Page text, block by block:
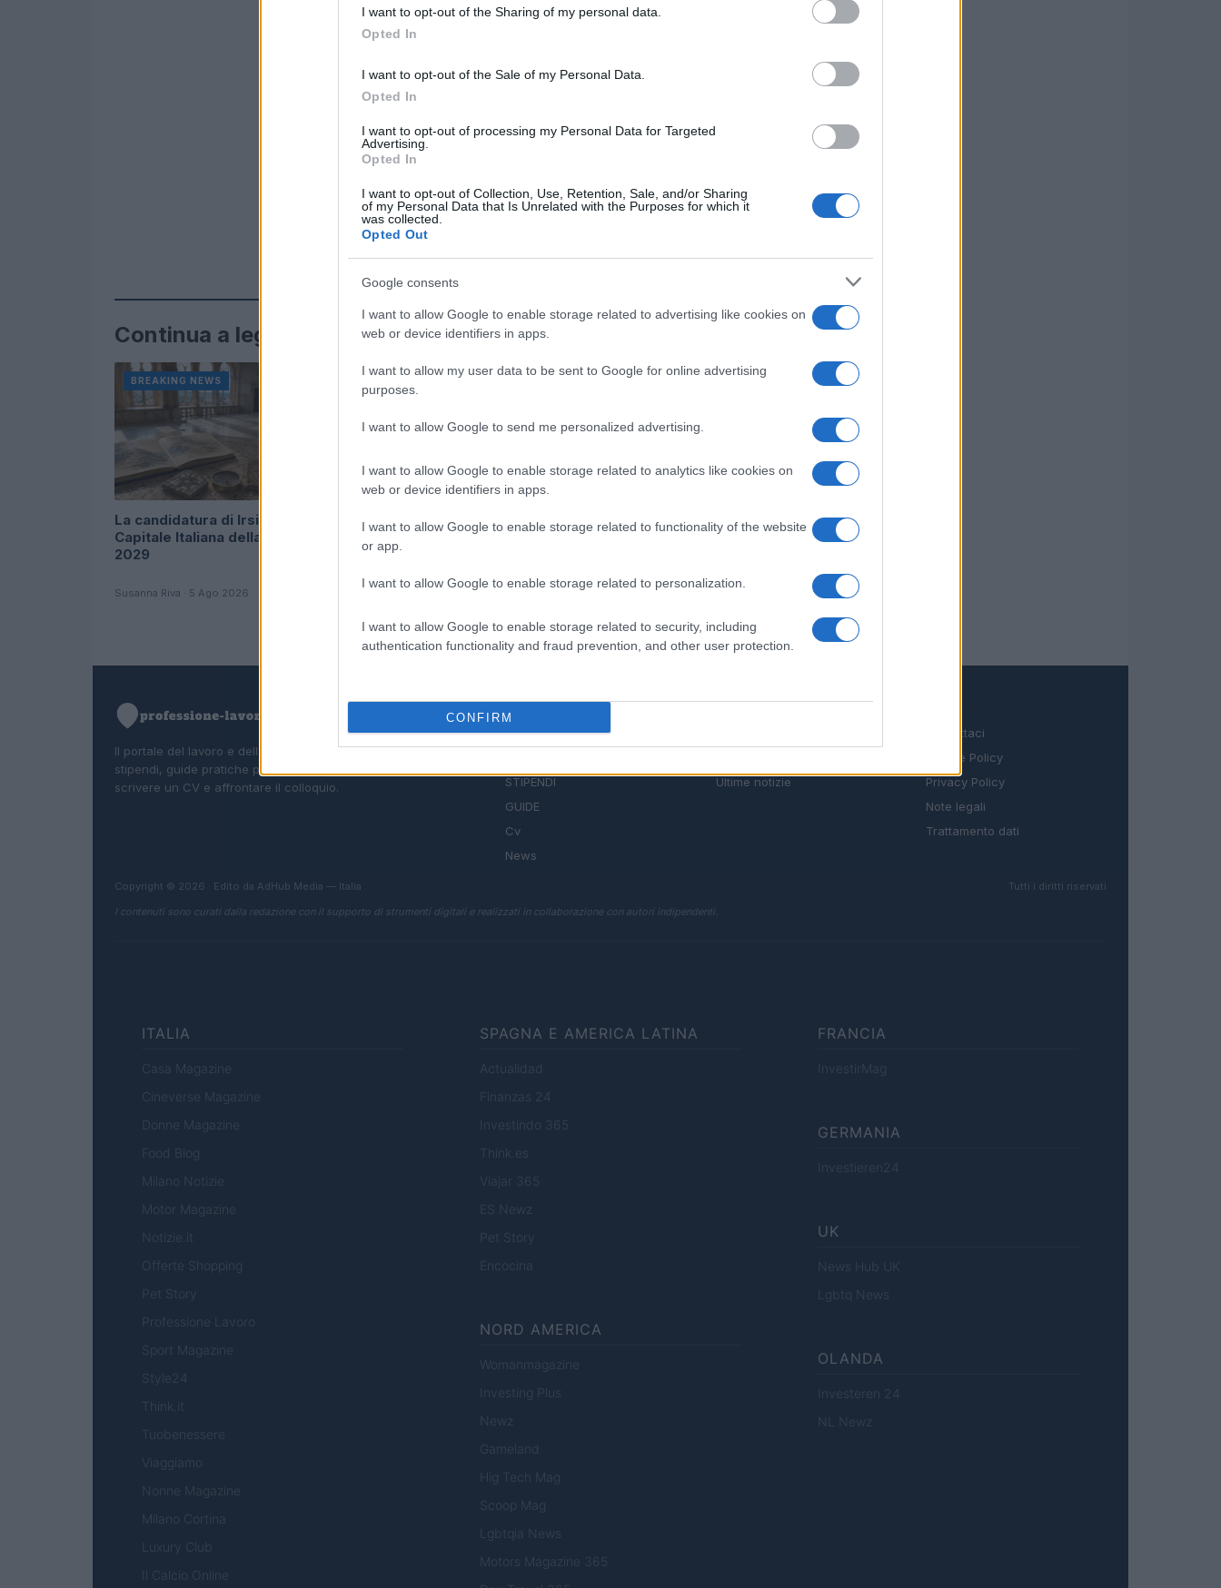
I want to opt-out of the Sharing of my personal data.
Opted In
I want to opt-out of the Sale of my Personal Data.
Opted In
I want to opt-out of processing my Personal Data for Targeted
Advertising.
Opted In
I want to opt-out of Collection, Use, Retention, Sale, and/or Sharing
of my Personal Data that Is Unrelated with the Purposes for which it
was collected.
Opted Out
Google consents
I want to allow Google to enable storage related to advertising like cookies on
web or device identifiers in apps.
I want to allow my user data to be sent to Google for online advertising
purposes.
I want to allow Google to send me personalized advertising.
I want to allow Google to enable storage related to analytics like cookies on
web or device identifiers in apps.
I want to allow Google to enable storage related to functionality of the website
or app.
I want to allow Google to enable storage related to personalization.
I want to allow Google to enable storage related to security, including
authentication functionality and fraud prevention, and other user protection.
CONFIRM
Continua a leggere
BREAKING NEWS
La candidatura di Irsina per
Capitale Italiana della Cultura
2029
Susanna Riva · 5 Ago 2026
Multe ai genitori per i colloqui
saltati: la decisione di
Bolzano
Paolo Mariani · 4 Ago 2026
BREAKING NEWS
Lavoro digitale: il governo
introduce nuove regole per
Andrea Innocenti · 3 Ago 2026
Il portale del lavoro e della carriera. Offerte di lavoro,
stipendi, guide pratiche per trovare un'occupazione,
scrivere un CV e affrontare il colloquio.
Offerte di lavoro
STIPENDI
GUIDE
Cv
News
Ultime notizie
Contattaci
Cookie Policy
Privacy Policy
Note legali
Trattamento dati
Copyright © 2026 · Edito da AdHub Media — Italia
Tutti i diritti riservati
I contenuti sono curati dalla redazione con il supporto di strumenti digitali e realizzati in collaborazione con autori indipendenti.
ITALIA
Casa Magazine
Cineverse Magazine
Donne Magazine
Food Blog
Milano Notizie
Motor Magazine
Notizie.it
Offerte Shopping
Pet Story
Professione Lavoro
Sport Magazine
Style24
Think.it
Tuobenessere
Viaggiamo
Nonne Magazine
Milano Cortina
Luxury Club
Il Calcio Online
SPAGNA E AMERICA LATINA
Actualidad
Finanzas 24
Investindo 365
Think.es
Viajar 365
ES Newz
Pet Story
Encocina
NORD AMERICA
Womanmagazine
Investing Plus
Newz
Gameland
Hig Tech Mag
Scoop Mag
Lgbtqia News
Motors Magazine 365
FRANCIA
InvestirMag
GERMANIA
Investieren24
UK
News Hub UK
Lgbtq News
OLANDA
Investeren 24
NL Newz